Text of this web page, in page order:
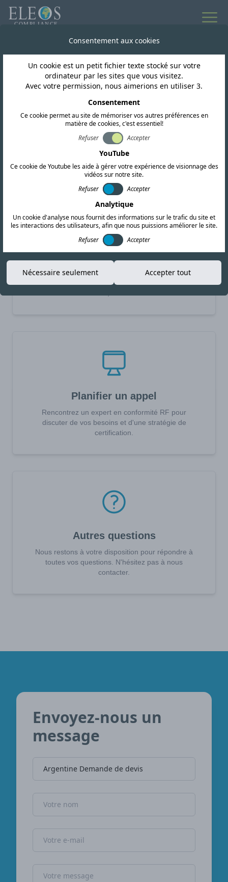
DEMANDER UN DEVIS
Contactez-nous aujourd'hui
Nous sommes là pour répondre à tous vos
besoins en matière de conformité internationale.
Remplissez le formulaire ci-dessous ou contactez
directement nos bureaux dans le monde entier.
Demander un devis
Recevez un devis en 24h pour vos besoins de
Planifier un appel
Rencontrez un expert en conformité RF pour
discuter de vos besoins et d'une stratégie de
certification.
Autres questions
Nous restons à votre disposition pour répondre à
toutes vos questions. N'hésitez pas à nous
contacter.
Envoyez-nous un
message
Consentement aux cookies
Un cookie est un petit fichier texte stocké sur votre
ordinateur par les sites que vous visitez.
Avec votre permission, nous aimerions en utiliser 3.
Consentement
Ce cookie permet au site de mémoriser vos autres préférences en
matière de cookies, c'est essentiel!
Refuser
Accepter
YouTube
Ce cookie de Youtube les aide à gérer votre expérience de visionnage des
vidéos sur notre site.
Refuser
Accepter
Analytique
Un cookie d'analyse nous fournit des informations sur le trafic du site et
les interactions des utilisateurs, afin que nous puissions améliorer le site.
Refuser
Accepter
Nécessaire seulement Accepter tout